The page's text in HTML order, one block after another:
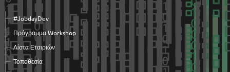
#JobdayDev
Πρόγραμμα Workshop
Λίστα Εταιριών
Τοποθεσία